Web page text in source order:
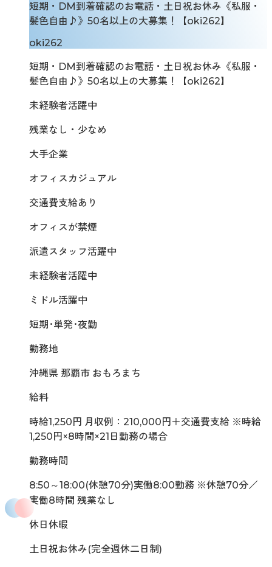
短期・DM到着確認のお電話・土日祝お休み《私服・
髪色自由♪》50名以上の大募集！【oki262】
oki262
短期・DM到着確認のお電話・土日祝お休み《私服・
髪色自由♪》50名以上の大募集！【oki262】
未経験者活躍中
残業なし・少なめ
大手企業
オフィスカジュアル
交通費支給あり
オフィスが禁煙
派遣スタッフ活躍中
未経験者活躍中
ミドル活躍中
短期･単発･夜勤
勤務地
沖縄県 那覇市 おもろまち
給料
時給1,250円 月収例：210,000円＋交通費支給 ※時給
1,250円×8時間×21日勤務の場合
勤務時間
8:50～18:00(休憩70分)実働8:00勤務 ※休憩70分／
実働8時間 残業なし
休日休暇
土日祝お休み(完全週休二日制)